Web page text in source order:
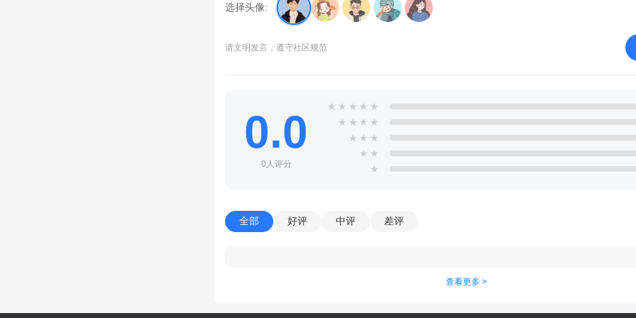
选择头像:
请文明发言，遵守社区规范
0.0
0人评分
★ ★ ★ ★ ★
★ ★ ★ ★
★ ★ ★
★ ★
★
全部 好评 中评 差评
查看更多 >